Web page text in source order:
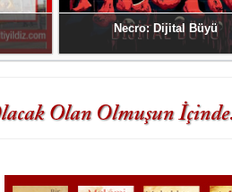
Necro: Dijital Büyü